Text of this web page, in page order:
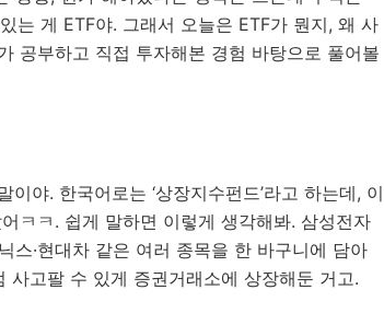
는 게 ETF야. 그래서 오늘은 ETF가 뭔지, 왜 사
공부하고 직접 투자해본 경험 바탕으로 풀어볼
야. 한국어로는 ‘상장지수펀드’라고 하는데, 이
ㅋㅋ. 쉽게 말하면 이렇게 생각해봐. 삼성전자
스·현대차 같은 여러 종목을 한 바구니에 담아
고팔 수 있게 증권거래소에 상장해둔 거고.